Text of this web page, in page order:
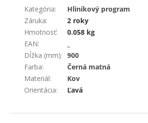
Kategória:
Hliníkový program
Záruka:
2 roky
Hmotnosť:
0.058 kg
EAN:
Dĺžka (mm): 900
Farba:
Černá matná
Materiál:
Kov
Orientácia: Ľavá
ZÁPÄTIE